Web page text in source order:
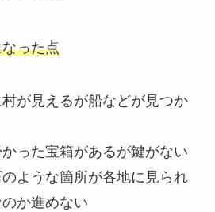
った点
村が見えるが船などが見つか
った宝箱があるが鍵がない
のような箇所が各地に見られ
か進めない